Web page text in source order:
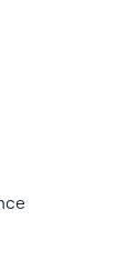
continue